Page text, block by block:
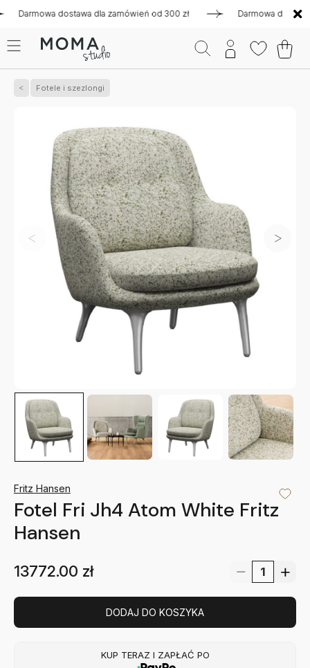
dostawa dla zamówień od 300 zł Darmowa dostawa dla
Fotele i szezlongi
Fritz Hansen
Fotel Fri Jh4 Atom White Fritz
Hansen
13772.00 zł
DODAJ DO KOSZYKA
KUP TERAZ I ZAPŁAĆ PO